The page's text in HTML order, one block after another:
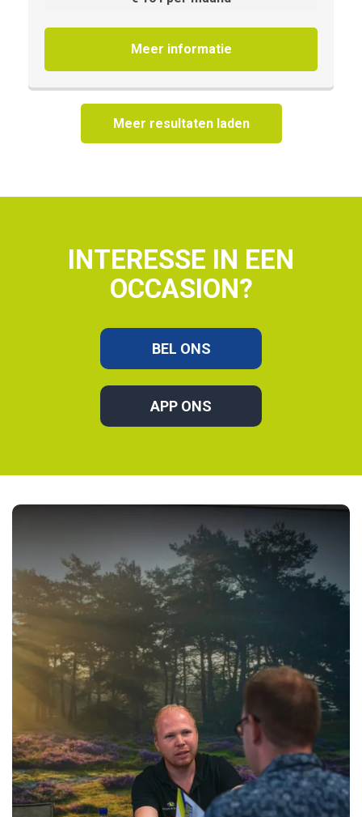
Meer informatie
Meer resultaten laden
INTERESSE IN EEN
OCCASION?
BEL ONS
APP ONS